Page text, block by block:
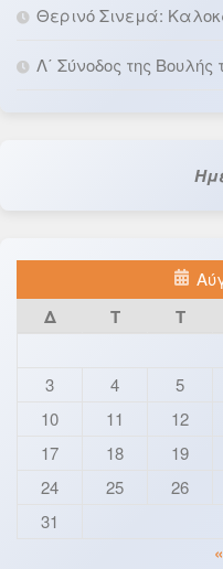
Θερινό Σινεμά:
Λ΄ Σύνοδος της
Δ Τ Τ
3
4 5
10
11 12
17
18 19
24
25 26
31